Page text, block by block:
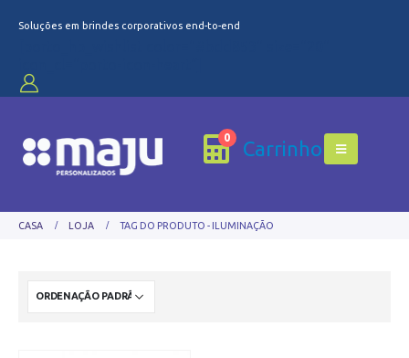
Soluções em brindes corporativos end-to-end
0 Carrinho
CASA LOJA TAG DO PRODUTO - ILUMINAÇÃO